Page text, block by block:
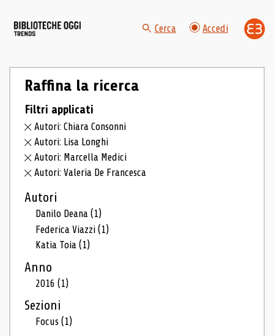
Cerca Accedi
Raffina la ricerca
Filtri applicati
Autori: Chiara Consonni
Autori: Lisa Longhi
Autori: Marcella Medici
Autori: Valeria De Francesca
Autori
Danilo Deana(1)
Federica Viazzi(1)
Katia Toia(1)
Anno
2016(1)
Sezioni
Focus(1)